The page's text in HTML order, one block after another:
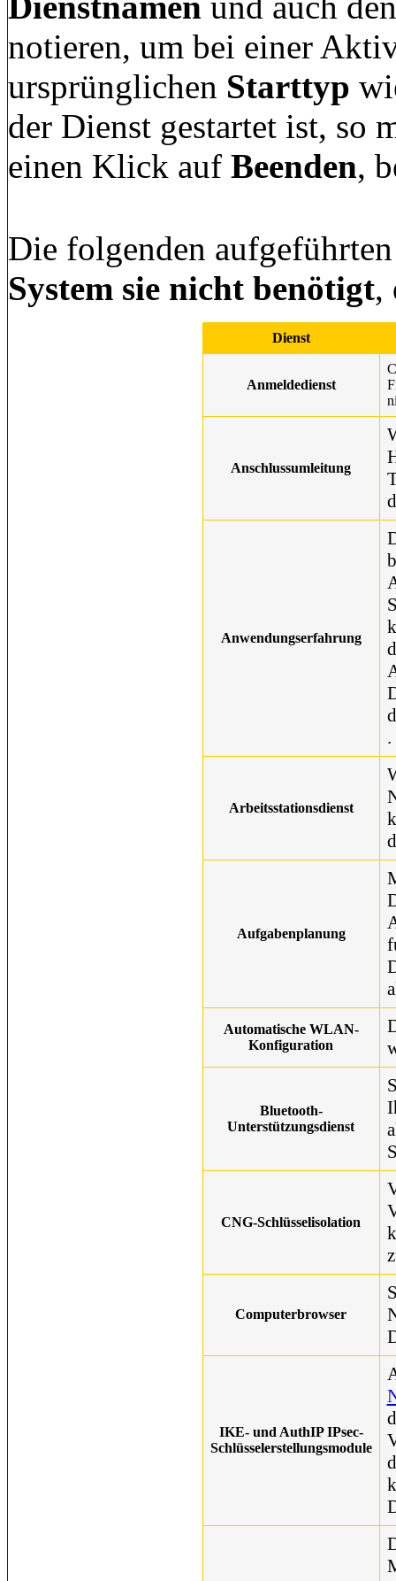
notieren, um bei einer
ursprünglichen Starttyp
der Dienst gestartet ist, so
einen Klick auf Beenden,
Die folgenden
System sie nicht benötigt,
Dienst
Anmeldedienst
Anschlussumleitung
Anwendungserfahrung
.
Arbeitsstationsdienst
Aufgabenplanung
Automatische WLAN-
Konfiguration
Bluetooth-
Unterstützungsdienst
CNG-Schlüsselisolation
Computerbrowser
IKE- und AuthIP IPsec-
Schlüsselerstellungsmodule